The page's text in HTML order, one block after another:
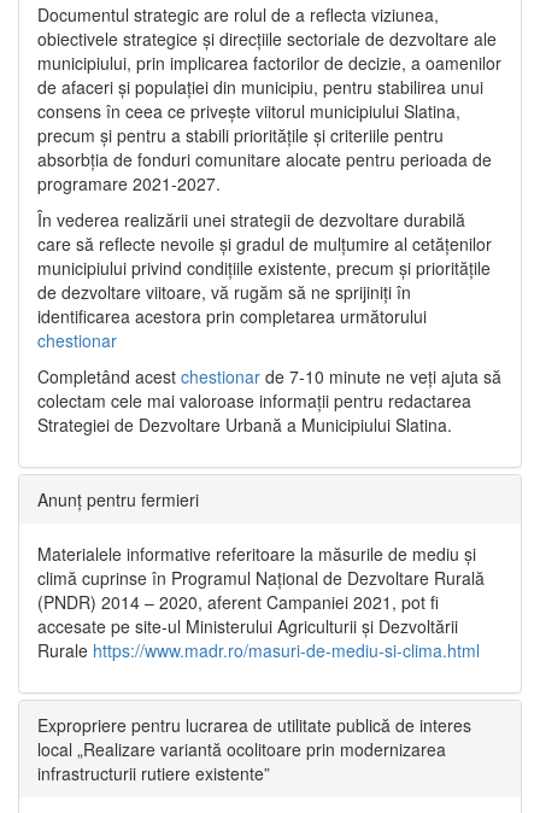
Documentul strategic are rolul de a reflecta viziunea,
obiectivele strategice și direcțiile sectoriale de dezvoltare ale
municipiului, prin implicarea factorilor de decizie, a oamenilor
de afaceri și populației din municipiu, pentru stabilirea unui
consens în ceea ce privește viitorul municipiului Slatina,
precum și pentru a stabili prioritățile și criteriile pentru
absorbția de fonduri comunitare alocate pentru perioada de
programare 2021-2027.
În vederea realizării unei strategii de dezvoltare durabilă
care să reflecte nevoile și gradul de mulțumire al cetățenilor
municipiului privind condițiile existente, precum și prioritățile
de dezvoltare viitoare, vă rugăm să ne sprijiniți în
identificarea acestora prin completarea următorului
chestionar
Completând acest chestionar de 7-10 minute ne veți ajuta să
colectam cele mai valoroase informații pentru redactarea
Strategiei de Dezvoltare Urbană a Municipiului Slatina.
Anunț pentru fermieri
Materialele informative referitoare la măsurile de mediu și
climă cuprinse în Programul Național de Dezvoltare Rurală
(PNDR) 2014 – 2020, aferent Campaniei 2021, pot fi
accesate pe site-ul Ministerului Agriculturii și Dezvoltării
Rurale https://www.madr.ro/masuri-de-mediu-si-clima.html
Expropriere pentru lucrarea de utilitate publică de interes
local „Realizare variantă ocolitoare prin modernizarea
infrastructurii rutiere existente”